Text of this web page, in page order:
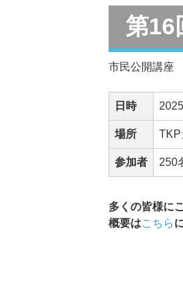
第16
市民公開講座
日時
場所 TKP
参加者 250
多くの皆様に
概要はこちら